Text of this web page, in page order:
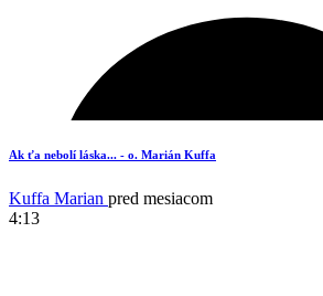
8
Ak ťa nebolí láska... - o. Marián Kuffa
Kuffa Marian pred mesiacom
4:13